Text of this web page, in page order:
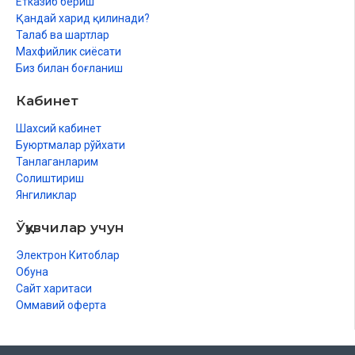
Ғусылдың парызлары
Ғусылдың сүннетлери
Ғусылды ўәжиб қылыўшы нәрселер
Сүннет ғусыллар
Ҳәмиледар ҳәм емизиўлилерге жынысый жақынлық мүмкин
Ерли-зайыплық ҳуқықлары ҳаққында
Шаңарақ шеңбериндеги ҳуқықлар
Ер адамның ҳаялы алдындағы ўазыйпалары
Ер адамның ҳаялы алдындағы қарым-қатнас ўазыйпалары
Қандай харид қилинади?
Талаб ва шартлар
Махфийлик сиёсати
Биз билан боғланиш
Кабинет
Шахсий кабинет
Буюртмалар рўйхати
Танлаганларим
Солиштириш
Янгиликлар
Ўқувчилар учун
Электрон Китоблар
Обуна
Сайт харитаси
Оммавий оферта